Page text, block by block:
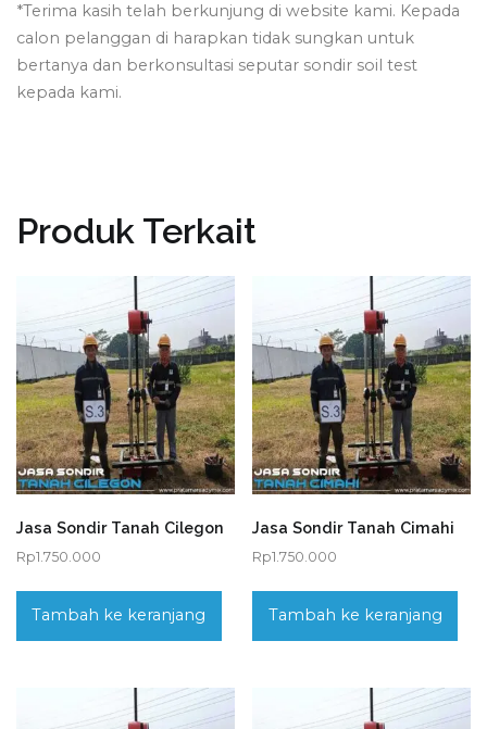
*Terima kasih telah berkunjung di website kami. Kepada
calon pelanggan di harapkan tidak sungkan untuk
bertanya dan berkonsultasi seputar sondir soil test
kepada kami.
Produk Terkait
Jasa Sondir Tanah Cilegon
Rp1.750.000
Tambah ke keranjang
Jasa Sondir Tanah Cimahi
Rp1.750.000
Tambah ke keranjang